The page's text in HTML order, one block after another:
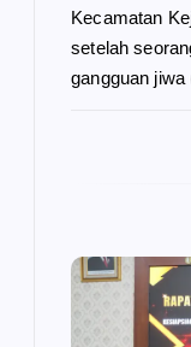
Kecamatan
setelah
gangguan